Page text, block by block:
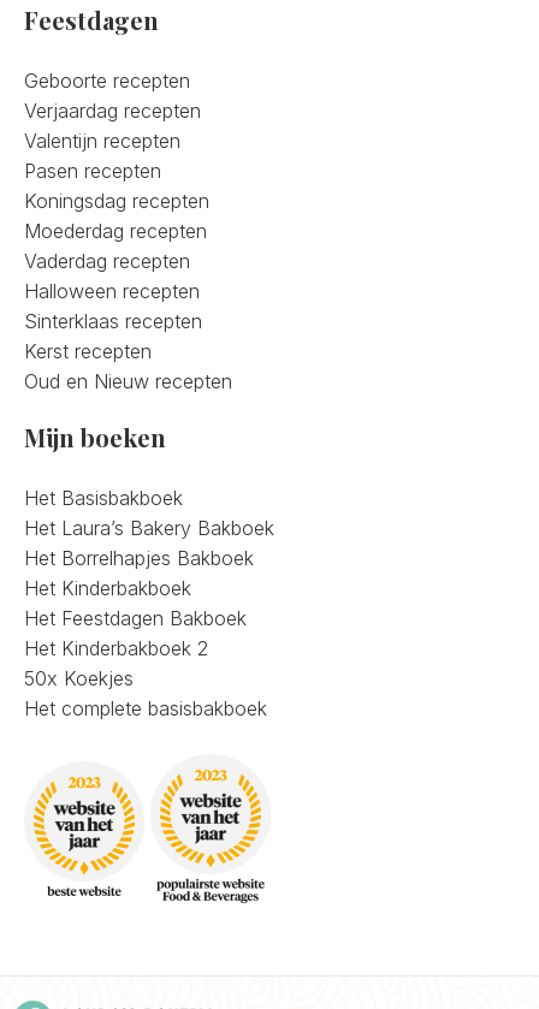
Feestdagen
Geboorte recepten
Verjaardag recepten
Valentijn recepten
Pasen recepten
Koningsdag recepten
Moederdag recepten
Vaderdag recepten
Halloween recepten
Sinterklaas recepten
Kerst recepten
Oud en Nieuw recepten
Mijn boeken
Het Basisbakboek
Het Laura’s Bakery Bakboek
Het Borrelhapjes Bakboek
Het Kinderbakboek
Het Feestdagen Bakboek
Het Kinderbakboek 2
50x Koekjes
Het complete basisbakboek